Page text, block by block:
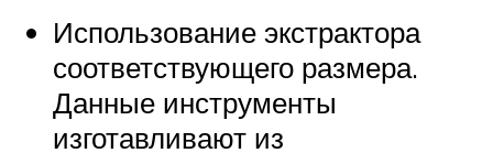
Использование экстрактора
соответствующего размера.
Данные инструменты
изготавливают из